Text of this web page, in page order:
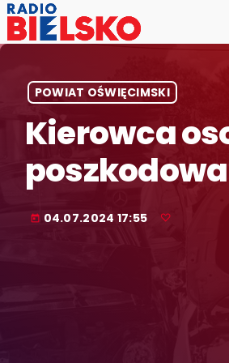
POWIAT OŚWIĘCIMSKI
Kierowca
today 04.07.2024 17:55